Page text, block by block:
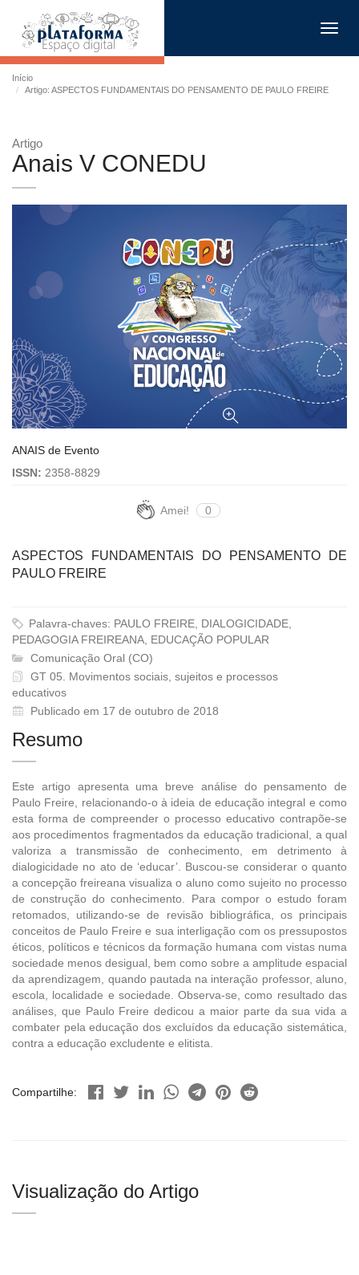
Início
Artigo: ASPECTOS FUNDAMENTAIS DO PENSAMENTO DE PAULO FREIRE
Artigo
Anais V CONEDU
ANAIS de Evento
ISSN: 2358-8829
Amei! 0
ASPECTOS FUNDAMENTAIS DO PENSAMENTO DE
PAULO FREIRE
Palavra-chaves: PAULO FREIRE, DIALOGICIDADE,
PEDAGOGIA FREIREANA, EDUCAÇÃO POPULAR
Comunicação Oral (CO)
GT 05. Movimentos sociais, sujeitos e processos
educativos
Publicado em 17 de outubro de 2018
Resumo
Este artigo apresenta uma breve análise do pensamento de
Paulo Freire, relacionando-o à ideia de educação integral e como
esta forma de compreender o processo educativo contrapõe-se
aos procedimentos fragmentados da educação tradicional, a qual
valoriza a transmissão de conhecimento, em detrimento à
dialogicidade no ato de ‘educar’. Buscou-se considerar o quanto
a concepção freireana visualiza o aluno como sujeito no processo
de construção do conhecimento. Para compor o estudo foram
retomados, utilizando-se de revisão bibliográfica, os principais
conceitos de Paulo Freire e sua interligação com os pressupostos
éticos, políticos e técnicos da formação humana com vistas numa
sociedade menos desigual, bem como sobre a amplitude espacial
da aprendizagem, quando pautada na interação professor, aluno,
escola, localidade e sociedade. Observa-se, como resultado das
análises, que Paulo Freire dedicou a maior parte da sua vida a
combater pela educação dos excluídos da educação sistemática,
contra a educação excludente e elitista.
Compartilhe:
Visualização do Artigo